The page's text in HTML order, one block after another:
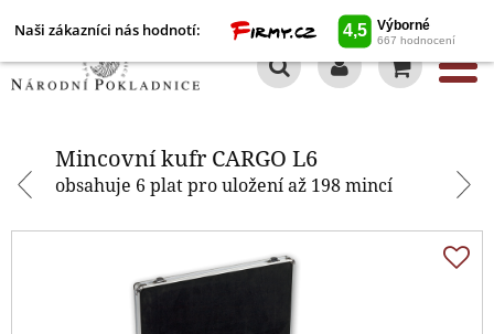
Naši zákazníci nás hodnotí:
Mincovní kufr CARGO L6
obsahuje 6 plat pro uložení až 198 mincí
Mincovní kufr CARGO L6